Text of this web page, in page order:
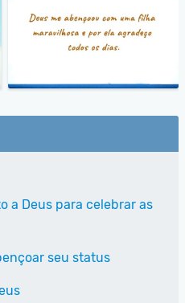
a Deus para celebrar as
seu status